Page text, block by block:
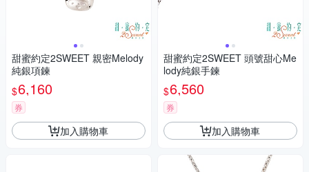
甜蜜約定2SWEET 親密Melody
純銀項鍊
$6,160
券
加入購物車
甜蜜約定2SWEET 頭號甜心Me
lody純銀手鍊
$6,560
券
加入購物車